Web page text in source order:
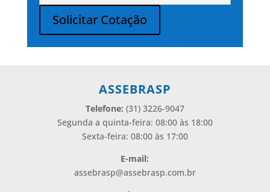
Solicitar Cotação
ASSEBRASP
Telefone: (31) 3226-9047
Segunda a quinta-feira: 08:00 às 18:00
Sexta-feira: 08:00 às 17:00
E-mail:
assebrasp@assebrasp.com.br